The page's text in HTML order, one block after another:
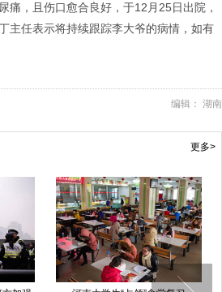
痛，且伤口愈合良好，于12月25日出院，
主任表示将持续跟踪李大爷的病情，如有
编辑： 湖南
更多>